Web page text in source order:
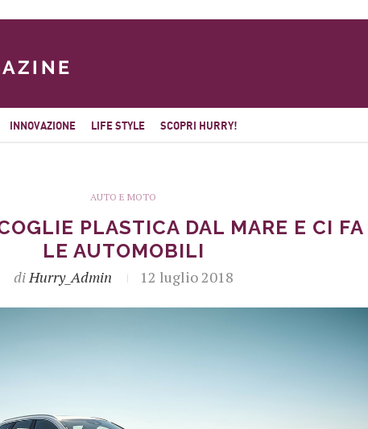
INNOVAZIONE LIFE STYLE SCOPRI HURRY!
AUTO E MOTO
PLASTICA DAL MARE E CI FA
LE AUTOMOBILI
diHurry_Admin 12 luglio 2018